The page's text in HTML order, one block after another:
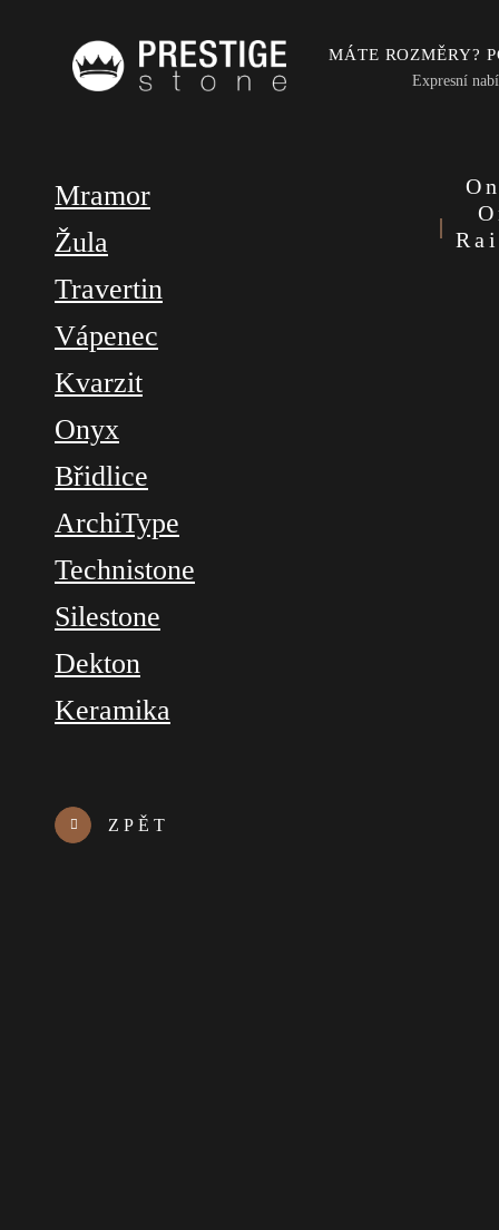
MÁTE ROZMĚRY?
Expresní
Mramor
Žula
Travertin
Vápenec
Kvarzit
Onyx
Břidlice
ArchiType
Technistone
Silestone
Dekton
Keramika
ZPĚT